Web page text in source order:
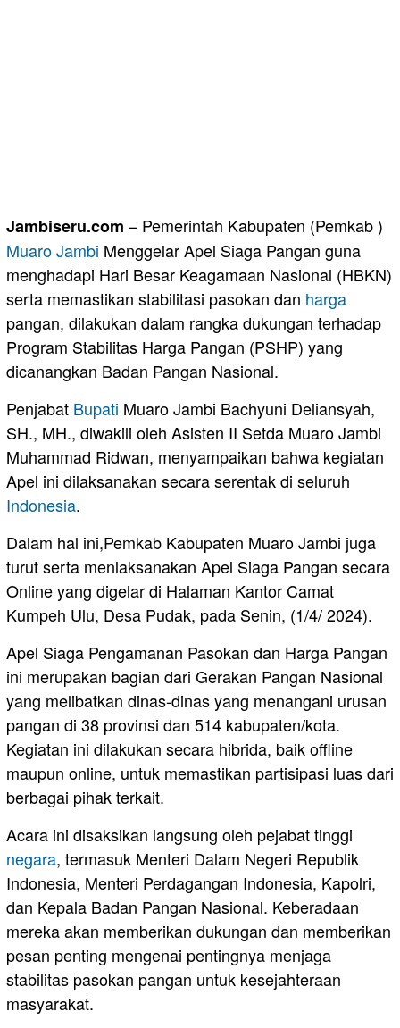
Jambiseru.com – Pemerintah Kabupaten (Pemkab )
Muaro Jambi Menggelar Apel Siaga Pangan guna
menghadapi Hari Besar Keagamaan Nasional (HBKN)
serta memastikan stabilitasi pasokan dan harga
pangan, dilakukan dalam rangka dukungan terhadap
Program Stabilitas Harga Pangan (PSHP) yang
dicanangkan Badan Pangan Nasional.
Penjabat Bupati Muaro Jambi Bachyuni Deliansyah,
SH., MH., diwakili oleh Asisten II Setda Muaro Jambi
Muhammad Ridwan, menyampaikan bahwa kegiatan
Apel ini dilaksanakan secara serentak di seluruh
Indonesia.
Dalam hal ini,Pemkab Kabupaten Muaro Jambi juga
turut serta menlaksanakan Apel Siaga Pangan secara
Online yang digelar di Halaman Kantor Camat
Kumpeh Ulu, Desa Pudak, pada Senin, (1/4/ 2024).
Apel Siaga Pengamanan Pasokan dan Harga Pangan
ini merupakan bagian dari Gerakan Pangan Nasional
yang melibatkan dinas-dinas yang menangani urusan
pangan di 38 provinsi dan 514 kabupaten/kota.
Kegiatan ini dilakukan secara hibrida, baik offline
maupun online, untuk memastikan partisipasi luas dari
berbagai pihak terkait.
Acara ini disaksikan langsung oleh pejabat tinggi
negara, termasuk Menteri Dalam Negeri Republik
Indonesia, Menteri Perdagangan Indonesia, Kapolri,
dan Kepala Badan Pangan Nasional. Keberadaan
mereka akan memberikan dukungan dan memberikan
pesan penting mengenai pentingnya menjaga
stabilitas pasokan pangan untuk kesejahteraan
masyarakat.